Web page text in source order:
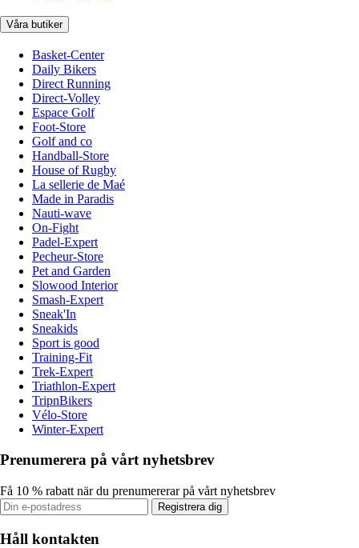
Våra butiker
Basket-Center
Daily Bikers
Direct Running
Direct-Volley
Espace Golf
Foot-Store
Golf and co
Handball-Store
House of Rugby
La sellerie de Maé
Made in Paradis
Nauti-wave
On-Fight
Padel-Expert
Pecheur-Store
Pet and Garden
Slowood Interior
Smash-Expert
Sneak'In
Sneakids
Sport is good
Training-Fit
Trek-Expert
Triathlon-Expert
TripnBikers
Vélo-Store
Winter-Expert
Prenumerera på vårt nyhetsbrev
Få 10 % rabatt när du prenumererar på vårt nyhetsbrev
Registrera dig
Håll kontakten